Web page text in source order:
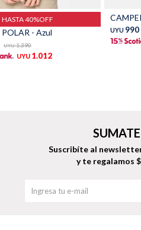
HASTA 40%OFF
- Azul
UYU 1.390
UYU 1.012
UYU 990
Suscribíte al
y te regalamos